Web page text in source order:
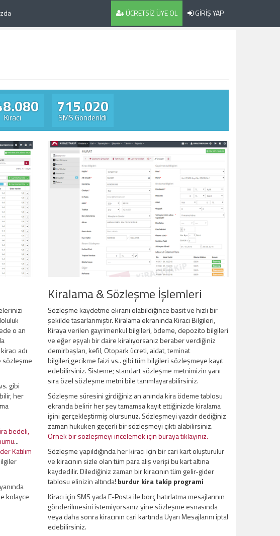
ÜCRETSİZ ÜYE OL GİRİŞ YAP
Kiraci
715.020
SMS Gönderildi
o an
adı
sözleşme
gibi
her
bedeli,
...
Katılım
kolayce
Kiralama & Sözleşme İşlemleri
Sözleşme kaydetme ekranı olabildiğince basit ve hızlı bir
şekilde tasarlanmıştır. Kiralama ekranında Kiracı Bilgileri,
Kiraya verilen gayrimenkul bilgileri, ödeme, depozito bilgileri
ve eğer eşyalı bir daire kiralıyorsanız beraber verdiğiniz
demirbaşları, kefil, Otopark ücreti, aidat, teminat
bilgileri,gecikme faizi vs.. gibi tüm bilgileri sözleşmeye kayıt
edebilirsiniz. Sisteme; standart sözleşme metnimizin yanı
sıra özel sözleşme metni bile tanımlayarabilirsiniz.
Sözleşme süresini girdiğiniz an anında kira ödeme tablosu
ekranda belirir her şey tamamsa kayıt ettiğinizde kiralama
işini gerçekleştirmiş olursunuz. Sözleşmeyi yazdır dediğiniz
zaman hukuken geçerli bir sözleşmeyi çıktı alabilirsiniz.
Örnek bir sözleşmeyi incelemek için buraya tıklayınız.
Sözleşme yapıldığında her kiracı için bir cari kart oluşturulur
ve kiracının sizle olan tüm para alış verişi bu kart altına
kaydedilir. Dilediğiniz zaman bir kiracının tüm gelir-gider
tablosu elinizin altında! burdur kira takip programi
Kiracı için SMS yada E-Posta ile borç hatırlatma mesajlarının
gönderilmesini istemiyorsanız yine sözleşme esnasında
veya daha sonra kiracının cari kartında Uyarı Mesajlarını iptal
edebilirsiniz.